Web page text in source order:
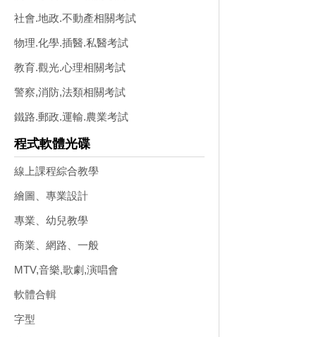
社會.地政.不動產相關考試
物理.化學.插醫.私醫考試
教育.觀光.心理相關考試
警察,消防,法類相關考試
鐵路.郵政.運輸.農業考試
程式軟體光碟
線上課程綜合教學
繪圖、專業設計
專業、幼兒教學
商業、網路、一般
MTV,音樂,歌劇,演唱會
軟體合輯
字型